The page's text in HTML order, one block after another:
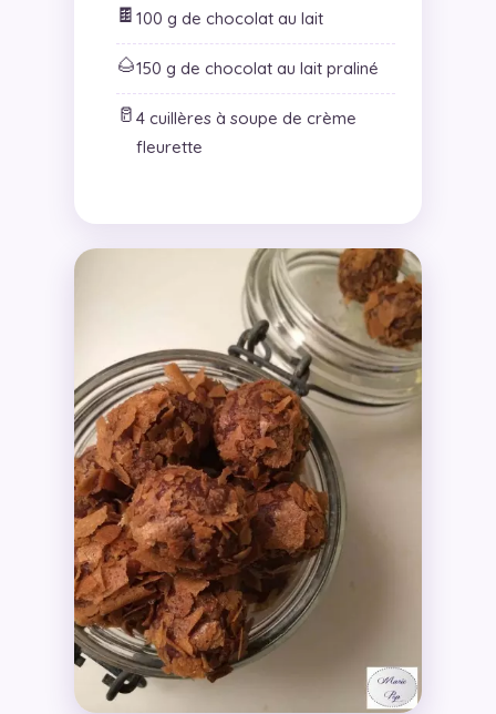
🍫 100 g de chocolat au lait
🌰150 g de chocolat au lait praliné
🥛 4 cuillères à soupe de crème
fleurette